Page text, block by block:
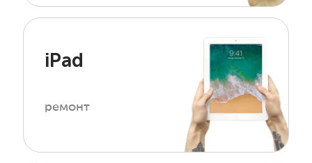
iPad
ремонт